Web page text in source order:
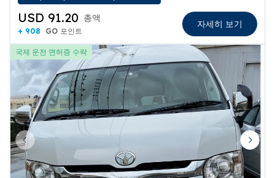
USD 91.20 총액
+ 908 GO 포인트
자세히 보기
국제 운전 면허증 수락
Previous slide Next